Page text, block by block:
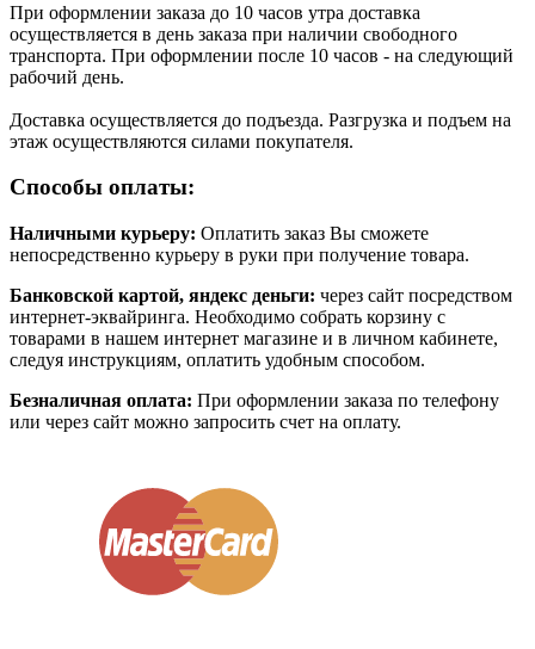
При оформлении заказа до 10 часов утра доставка
осуществляется в день заказа при наличии свободного
транспорта. При оформлении после 10 часов - на следующий
рабочий день.
Доставка осуществляется до подъезда. Разгрузка и подъем на
этаж осуществляются силами покупателя.
Способы оплаты:
Наличными курьеру: Оплатить заказ Вы сможете
непосредственно курьеру в руки при получение товара.
Банковской картой, яндекс деньги: через сайт посредством
интернет-эквайринга. Необходимо собрать корзину с
товарами в нашем интернет магазине и в личном кабинете,
следуя инструкциям, оплатить удобным способом.
Безналичная оплата: При оформлении заказа по телефону
или через сайт можно запросить счет на оплату.